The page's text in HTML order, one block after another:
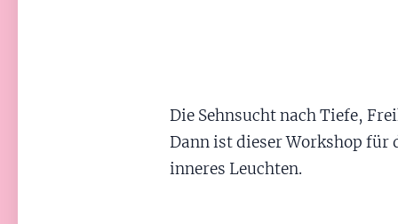
Die Sehnsucht nach Tiefe,
Dann ist dieser Workshop für
inneres Leuchten.